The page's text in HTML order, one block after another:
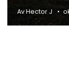
Av Hector J